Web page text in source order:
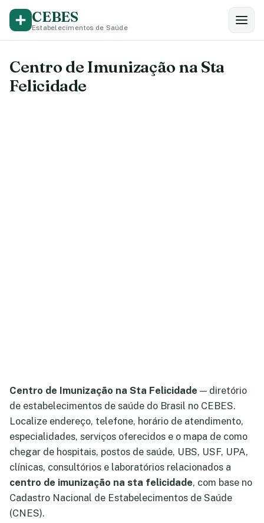
CEBES
Estabelecimentos de Saúde
Centro de Imunização na Sta
Felicidade
Centro de Imunização na Sta Felicidade — diretório
de estabelecimentos de saúde do Brasil no CEBES.
Localize endereço, telefone, horário de atendimento,
especialidades, serviços oferecidos e o mapa de como
chegar de hospitais, postos de saúde, UBS, USF, UPA,
clínicas, consultórios e laboratórios relacionados a
centro de imunização na sta felicidade, com base no
Cadastro Nacional de Estabelecimentos de Saúde
(CNES).